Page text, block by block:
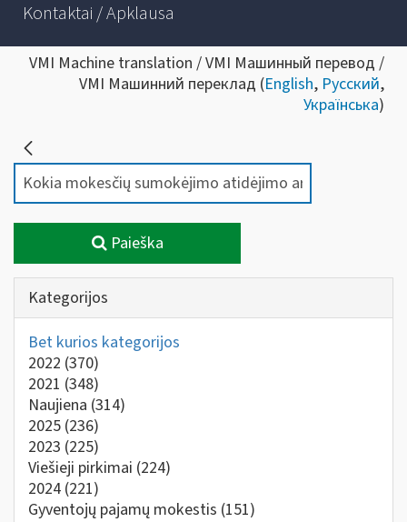
Kontaktai / Apklausa
VMI Machine translation / VMI Машинный перевод /
VMI Машинний переклад (English, Русский,
Українська)
Paieška
Kategorijos
Bet kurios kategorijos
2022 (370)
2021 (348)
Naujiena (314)
2025 (236)
2023 (225)
Viešieji pirkimai (224)
2024 (221)
Gyventojų pajamų mokestis (151)